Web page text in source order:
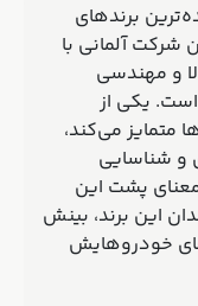
برندهای
آلمانی با
و مهندسی
یکی از
متمایز می‌کند،
و شناسایی
پشت این
این برند، بینش
خودروهایش